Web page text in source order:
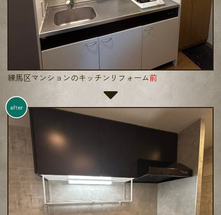
練馬区マンションのキッチンリフォーム前
after